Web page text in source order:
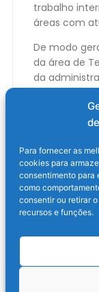
Para fornecer as
cookies para
consentimento para
como
consentir ou retirar
recursos e funções.
trabalho
áreas com
De modo
da área de
da